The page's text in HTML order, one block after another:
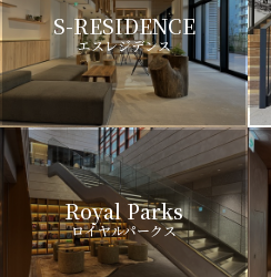
S-RESIDENCE
エスレジデンス
Royal Parks
ロイヤルパークス